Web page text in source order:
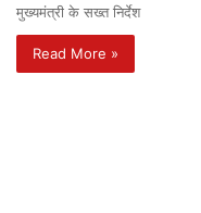
मुख्यमंत्री के सख्त निर्देश
Read More »